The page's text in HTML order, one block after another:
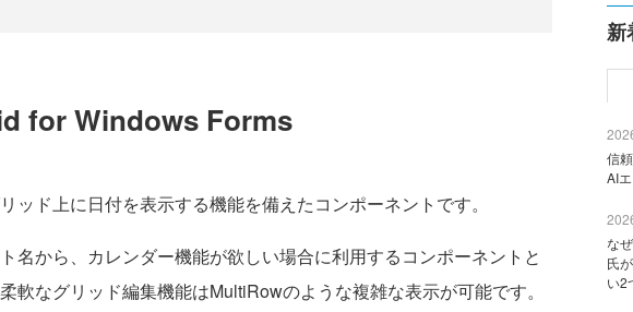
for Windows Forms
ッド上に日付を表示する機能を備えたコンポーネントです。
名から、カレンダー機能が欲しい場合に利用するコンポーネントと
軟なグリッド編集機能はMultiRowのような複雑な表示が可能です。
新
信
AI
な
氏
い2